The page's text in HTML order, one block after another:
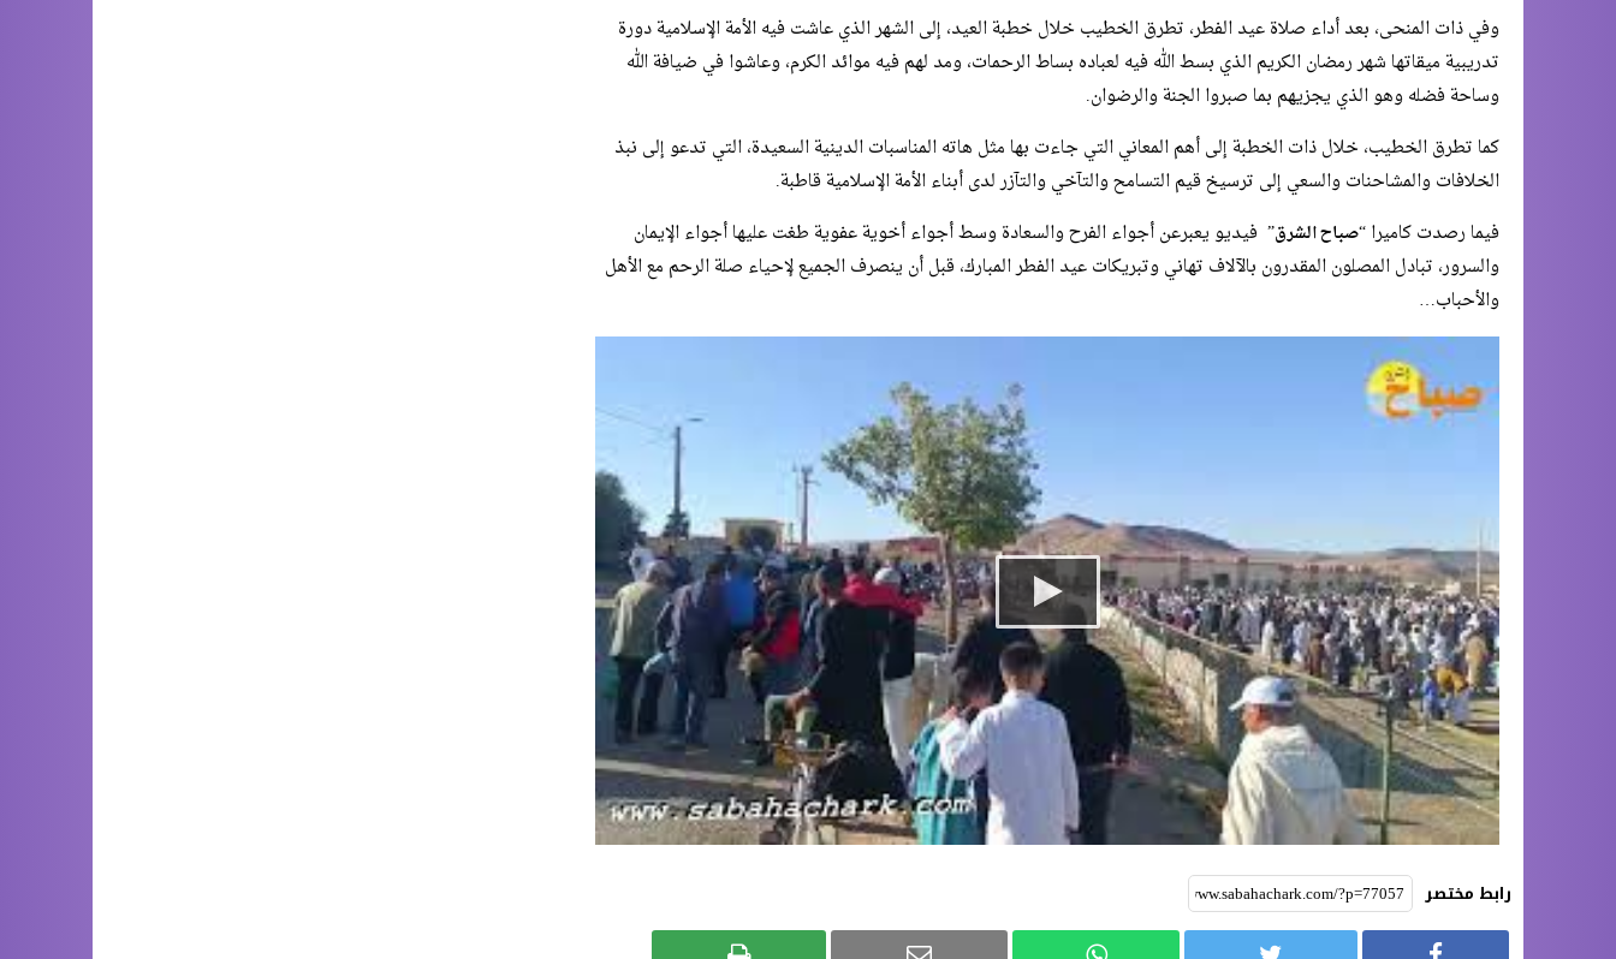
وفي ذات المنحى، بعد أداء صلاة عيد الفطر، تطرق الخطيب خلال خطبة العيد، إلى الشهر الذي عاشت فيه الأمة الإسلامية دورة
تدريبية ميقاتها شهر رمضان الكريم الذي بسط الله فيه لعباده بساط الرحمات، ومد لهم فيه موائد الكرم، وعاشوا في ضيافة الله
وساحة فضله وهو الذي يجزيهم بما صبروا الجنة والرضوان.
كما تطرق الخطيب، خلال ذات الخطبة إلى أهم المعاني التي جاءت بها مثل هاته المناسبات الدينية السعيدة، التي تدعو إلى نبذ
الخلافات والمشاحنات والسعي إلى ترسيخ قيم التسامح والتآخي والتآزر لدى أبناء الأمة الإسلامية قاطبة.
فيما رصدت كاميرا “صباح الشرق” فيديو يعبرعن أجواء الفرح والسعادة وسط أجواء أخوية عفوية طغت عليها أجواء الإيمان
والسرور، تبادل المصلون المقدرون بالآلاف تهاني وتبريكات عيد الفطر المبارك، قبل أن ينصرف الجميع لإحياء صلة الرحم مع الأهل
والأحباب…
رابط مختصر